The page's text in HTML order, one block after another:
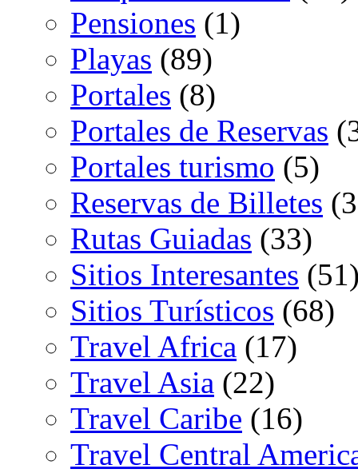
Pensiones (1)
Playas (89)
Portales (8)
Portales de Reservas
Portales turismo (5)
Reservas de Billetes
Rutas Guiadas (33)
Sitios Interesantes
Sitios Turísticos (68)
Travel Africa (17)
Travel Asia (22)
Travel Caribe (16)
Travel Central